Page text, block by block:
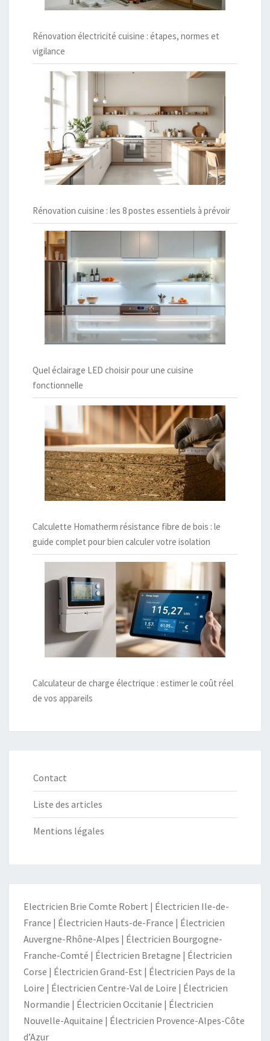
Rénovation électricité cuisine : étapes, normes et
vigilance
Rénovation cuisine : les 8 postes essentiels à prévoir
Quel éclairage LED choisir pour une cuisine
fonctionnelle
Calculette Homatherm résistance fibre de bois : le
guide complet pour bien calculer votre isolation
Calculateur de charge électrique : estimer le coût réel
de vos appareils
Contact
Liste des articles
Mentions légales
Electricien Brie Comte Robert | Électricien Ile-de-
France | Électricien Hauts-de-France | Électricien
Auvergne-Rhône-Alpes | Électricien Bourgogne-
Franche-Comté | Électricien Bretagne | Électricien
Corse | Électricien Grand-Est | Électricien Pays de la
Loire | Électricien Centre-Val de Loire | Électricien
Normandie | Électricien Occitanie | Électricien
Nouvelle-Aquitaine | Électricien Provence-Alpes-Côte
d’Azur